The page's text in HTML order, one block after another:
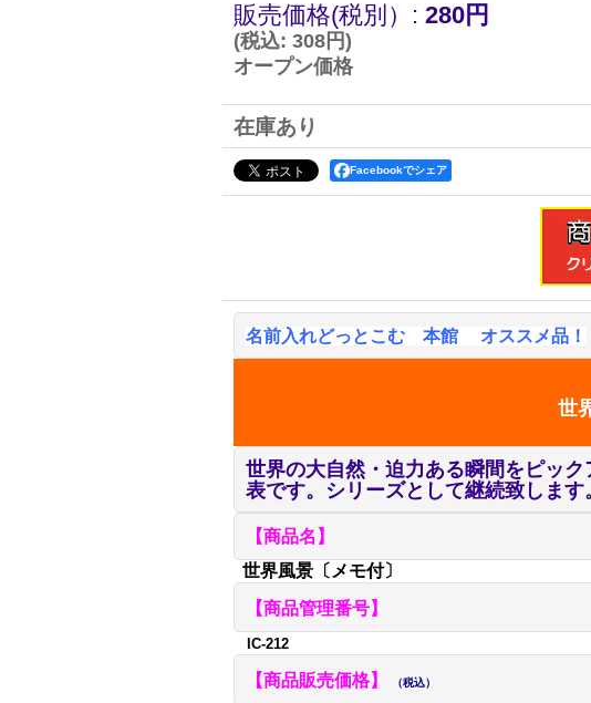
販売価格(税別） : 280円
(税込: 308円)
オープン価格
在庫あり
Facebookでシェア
名前入れどっとこむ 本館 オススメ品！
世
世界の大自然・迫力ある瞬間をピッ
表です。シリーズとして継続致します
【商品名】
世界風景〔メモ付〕
【商品管理番号】
IC-212
【商品販売価格】 （税込）